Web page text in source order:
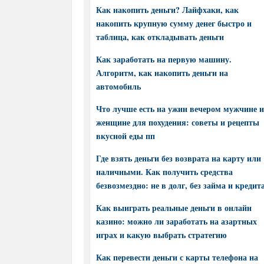
Как накопить деньги? Лайфхаки, как
накопить крупную сумму денег быстро и
таблица, как откладывать деньги
Как заработать на первую машину.
Алгоритм, как накопить деньги на
автомобиль
Что лучше есть на ужин вечером мужчине и
женщине для похудения: советы и рецепты
вкусной еды пп
Где взять деньги без возврата на карту или
наличными. Как получить средства
безвозмездно: не в долг, без займа и
Как выиграть реальные деньги в онлайн
казино: можно ли заработать на азартных
играх и какую выбрать стратегию
Как перевести деньги с карты телефона на